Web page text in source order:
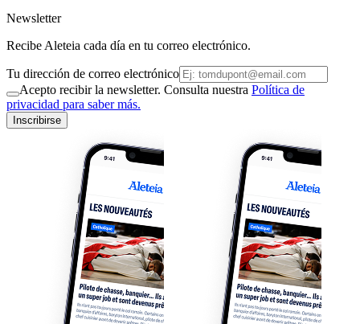
Newsletter
Recibe Aleteia cada día en tu correo electrónico.
Tu dirección de correo electrónico
Acepto recibir la newsletter. Consulta nuestra Política de
privacidad para saber más.
Inscribirse